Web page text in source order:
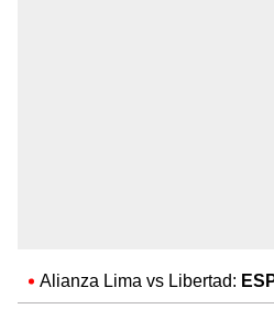
Alianza Lima vs Libertad: